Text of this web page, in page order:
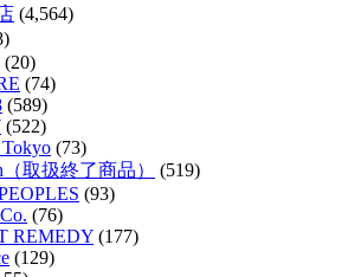
(4,564)
(20)
(74)
(589)
(522)
(73)
（取扱終了商品）
(519)
(93)
(76)
REMEDY (177)
(129)